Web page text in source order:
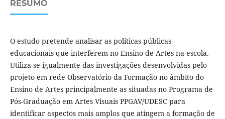
RESUMO
O estudo pretende analisar as políticas públicas
educacionais que interferem no Ensino de Artes na escola.
Utiliza-se igualmente das investigações desenvolvidas pelo
projeto em rede Observatório da Formação no âmbito do
Ensino de Artes principalmente as situadas no Programa de
Pós-Graduação em Artes Visuais PPGAV/UDESC para
identificar aspectos mais amplos que atingem a formação de